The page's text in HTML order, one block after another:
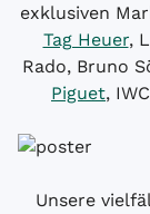
exklusiven
Tag Heuer,
Rado, Bruno
Piguet,
Unsere